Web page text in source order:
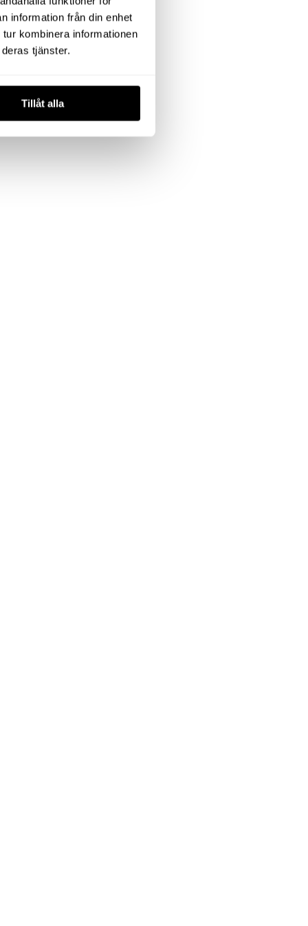
information från din enhet
kombinera informationen
tjänster.
Tillåt alla